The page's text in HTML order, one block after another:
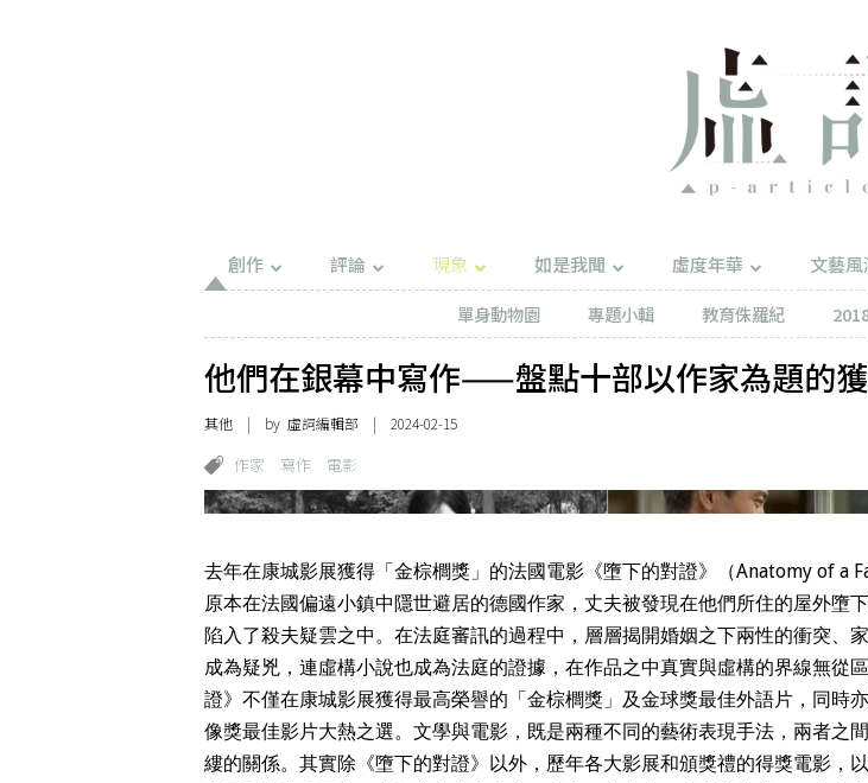
創作 評論 現象 如是我聞 虛度年華 文藝
單身動物園
專題小輯 教育侏羅紀
他們在銀幕中寫作——盤點十部以作家為題的
其他 | by 虛詞編輯部 | 2024-02-15
作家 寫作 電影
去年在康城影展獲得「金棕櫚獎」的法國電影《墮下的對證》（Anatomy of a
原本在法國偏遠小鎮中隱世避居的德國作家，丈夫被發現在他們所住的屋外墮
陷入了殺夫疑雲之中。在法庭審訊的過程中，層層揭開婚姻之下兩性的衝突、
成為疑兇，連虛構小說也成為法庭的證據，在作品之中真實與虛構的界線無從
證》不僅在康城影展獲得最高榮譽的「金棕櫚獎」及金球獎最佳外語片，同時
像獎最佳影片大熱之選。文學與電影，既是兩種不同的藝術表現手法，兩者之
縷的關係。其實除《墮下的對證》以外，歷年各大影展和頒獎禮的得獎電影，